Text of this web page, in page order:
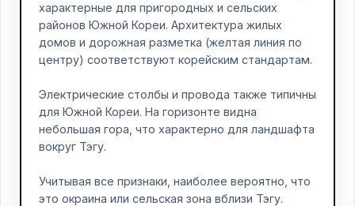
характерные для пригородных и сельских
районов Южной Кореи. Архитектура жилых
домов и дорожная разметка (желтая линия по
центру) соответствуют корейским стандартам.
Электрические столбы и провода также типичны
для Южной Кореи. На горизонте видна
небольшая гора, что характерно для ландшафта
вокруг Тэгу.
Учитывая все признаки, наиболее вероятно, что
это окраина или сельская зона вблизи Тэгу.